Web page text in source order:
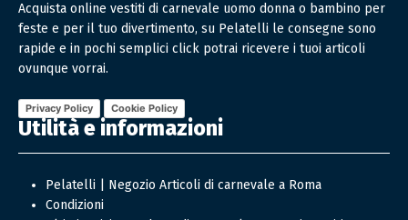
Acquista online vestiti di carnevale uomo donna o bambino per
feste e per il tuo divertimento, su Pelatelli le consegne sono
rapide e in pochi semplici click potrai ricevere i tuoi articoli
ovunque vorrai.
Privacy Policy Cookie Policy
Utilità e informazioni
Pelatelli | Negozio Articoli di carnevale a Roma
Condizioni